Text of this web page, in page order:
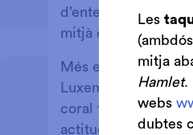
d’entendre la
mitjà de la cultura.
Més enllà de
Luxemburg o
coral té la
actituds
Les
mitja
Hamlet.
webs
dubtes